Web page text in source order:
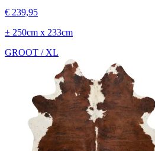
€ 239,95
± 250cm x 233cm
GROOT / XL